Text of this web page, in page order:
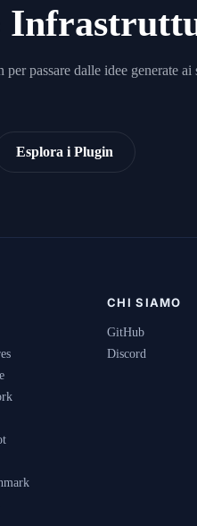
passare dalle idee generate ai
Esplora i Plugin
CHI SIAMO
GitHub
Discord